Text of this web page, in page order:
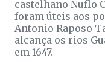
castelhano Nuflo
foram úteis aos
Antonio Raposo
alcança os rios
em 1647.